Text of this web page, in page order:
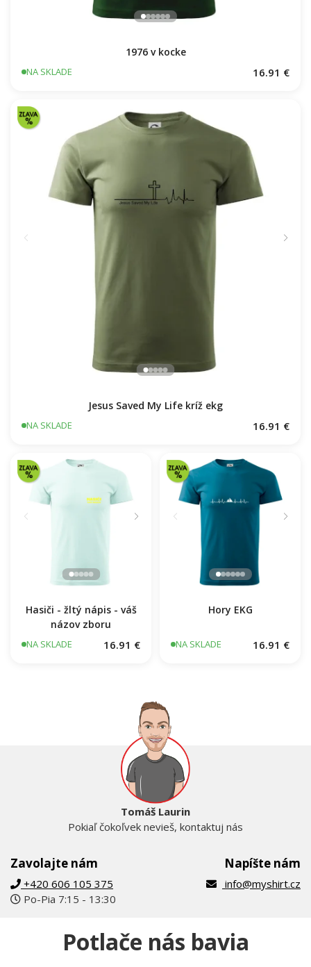
1976 v kocke
NA SKLADE 16.91 €
Jesus Saved My Life kríž ekg
NA SKLADE 16.91 €
Hasiči - žltý nápis - váš
názov zboru
NA SKLADE 16.91 €
Hory EKG
NA SKLADE 16.91 €
Zavolajte nám
+420 606 105 375
Po-Pia 7:15 - 13:30
Tomáš Laurin
Pokiaľ čokoľvek nevieš, kontaktuj nás
Napíšte nám
info@myshirt.cz
Potlače nás bavia